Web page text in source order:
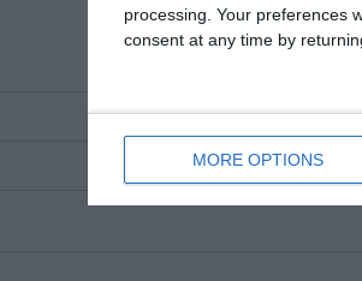
processing. Your preferences
consent at any time by
MORE OPTIONS